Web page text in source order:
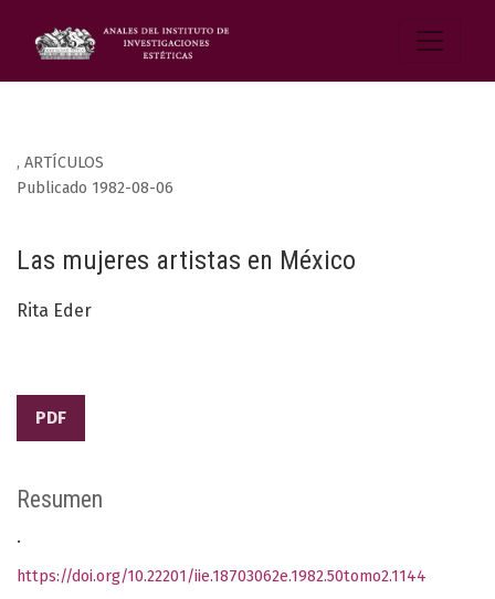
, ARTÍCULOS
Las mujeres artistas en México
Publicado 1982-08-06
Rita Eder
PDF
Resumen
.
https://doi.org/10.22201/iie.18703062e.1982.50tomo2.1144